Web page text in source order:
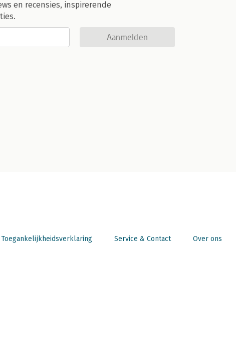
en recensies, inspirerende
Aanmelden
Toegankelijkheidsverklaring Service & Contact Over ons